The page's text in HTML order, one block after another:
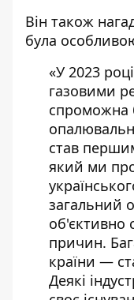
Він також
була
«У 2023
газовими
спроможна
став
який ми
загальний
об'єктивно
причин.
країни —
Деякі